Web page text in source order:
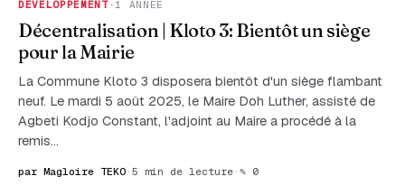
DÉVELOPPEMENT·1 ANNÉE
Décentralisation | Kloto 3: Bientôt un siège
pour la Mairie
La Commune Kloto 3 disposera bientôt d'un siège flambant
neuf. Le mardi 5 août 2025, le Maire Doh Luther, assisté de
Agbeti Kodjo Constant, l'adjoint au Maire a procédé à la
remis…
par Magloire TEKO · 5 min de lecture · ✎ 0